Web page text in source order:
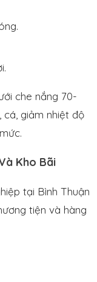
che nắng 70-
giảm nhiệt độ
Kho Bãi
tại Bình Thuận
tiện và hàng